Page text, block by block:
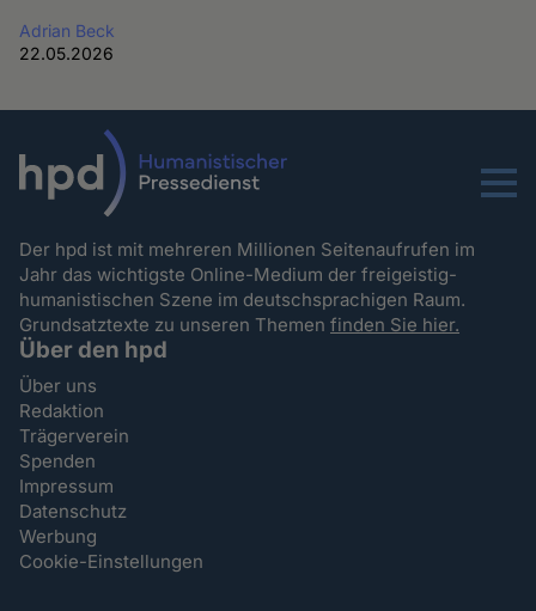
Adrian Beck
22.05.2026
Menu
Der hpd ist mit mehreren Millionen Seitenaufrufen im
Jahr das wichtigste Online-Medium der freigeistig-
humanistischen Szene im deutschsprachigen Raum.
Grundsatztexte zu unseren Themenfinden Sie hier.
Über den hpd
Über uns
Redaktion
Trägerverein
Spenden
Impressum
Datenschutz
Werbung
Cookie-Einstellungen